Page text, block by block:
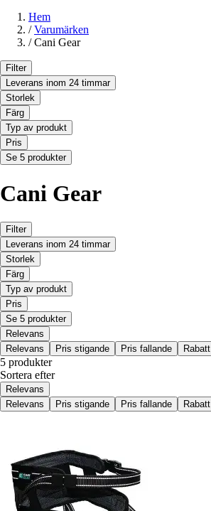
Hem
/ Varumärken
/ Cani Gear
Filter
Leverans inom 24 timmar
Storlek
Färg
Typ av produkt
Pris
Se 5 produkter
Cani Gear
Filter
Leverans inom 24 timmar
Storlek
Färg
Typ av produkt
Pris
Se 5 produkter
Relevans
Relevans
Pris stigande Pris fallande Rabatt
5 produkter
Sortera efter
Relevans
Relevans
Pris stigande Pris fallande Rabatt